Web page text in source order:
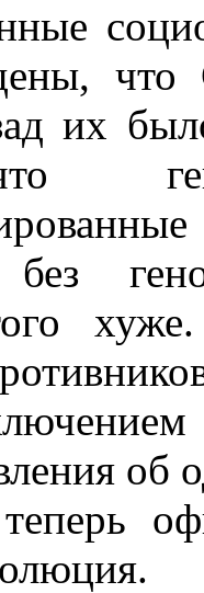
их
без